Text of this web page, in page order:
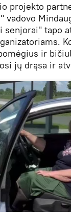
projekto
vadovo
senjorai" tapo
ir
jų drąsa ir